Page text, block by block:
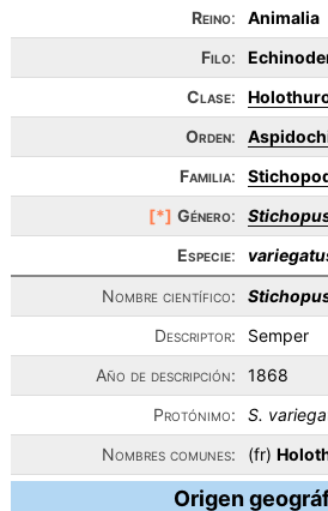
Reino:
Animalia
Filo:
Clase:
Orden:
Familia:
[*] Género:
Especie:
Nombre científico:
Descriptor:
Semper
Año de descripción:
1868
Protónimo:
S.
Nombres comunes:
(fr)
Origen